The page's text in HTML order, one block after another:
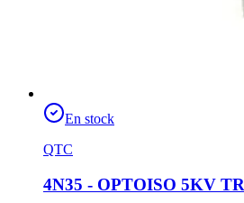
En stock
QTC
4N35 - OPTOISO 5KV